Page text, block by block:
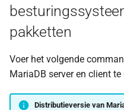
database
Conclusie
Vragen
Nuttige URL's
pakketten
Voer het volgende
MariaDB server en client
Distributieversie van